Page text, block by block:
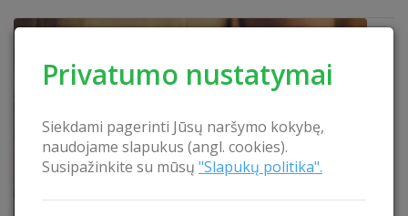
Privatumo nustatymai
Siekdami pagerinti Jūsų naršymo kokybę,
naudojame slapukus (angl. cookies).
Susipažinkite su mūsų "Slapukų politika".